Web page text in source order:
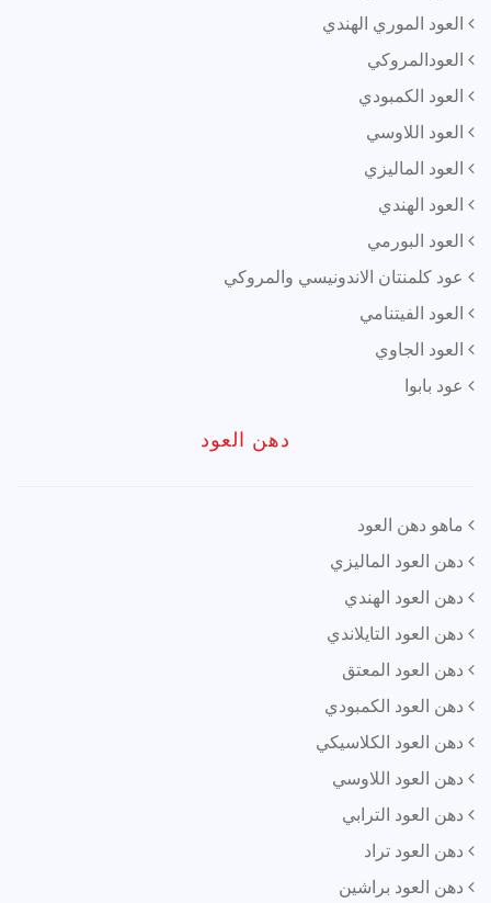
العود الموري الهندي
العودالمروكي
العود الكمبودي
العود اللاوسي
العود الماليزي
العود الهندي
العود البورمي
عود كلمنتان الاندونيسي والمروكي
العود الفيتنامي
العود الجاوي
عود بابوا
دهن العود
ماهو دهن العود
دهن العود الماليزي
دهن العود الهندي
دهن العود التايلاندي
دهن العود المعتق
دهن العود الكمبودي
دهن العود الكلاسيكي
دهن العود اللاوسي
دهن العود الترابي
دهن العود تراد
دهن العود براشين